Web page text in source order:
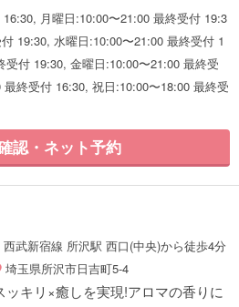
月曜日:10:00〜21:00 最終受付 19:3
19:30, 水曜日:10:00〜21:00 最終受付 1
付 19:30, 金曜日:10:00〜21:00 最終受
終受付 16:30, 祝日:10:00〜18:00 最終受
認・ネット予約
西武新宿線 所沢駅 西口(中央)から徒歩4分
埼玉県所沢市日吉町5-4
ッキリ×癒しを実現!アロマの香りに